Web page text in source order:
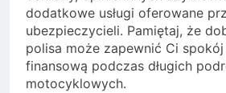
dodatkowe usługi oferowane
ubezpieczycieli. Pamiętaj, że
polisa może zapewnić Ci
finansową podczas długich
motocyklowych.